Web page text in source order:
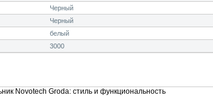
Черный
Черный
белый
3000
Novotech Groda: стиль и функциональность